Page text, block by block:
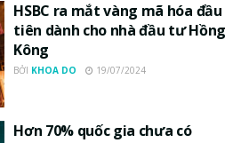
HSBC ra mắt vàng mã hóa đầu
tiên dành cho nhà đầu tư Hồng
Kông
BỞI KHOA DO 19/07/2024
Hơn 70% quốc gia chưa có